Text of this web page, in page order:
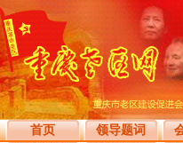
首页 领导题词